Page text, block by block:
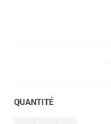
QUANTITÉ